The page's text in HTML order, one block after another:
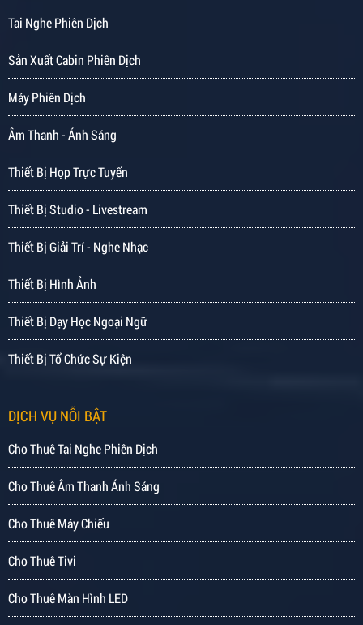
Tai Nghe Phiên Dịch
Sản Xuất Cabin Phiên Dịch
Máy Phiên Dịch
Âm Thanh - Ánh Sáng
Thiết Bị Họp Trực Tuyến
Thiết Bị Studio - Livestream
Thiết Bị Giải Trí - Nghe Nhạc
Thiết Bị Hình Ảnh
Thiết Bị Dạy Học Ngoại Ngữ
Thiết Bị Tổ Chức Sự Kiện
DỊCH VỤ NỖI BẬT
Cho Thuê Tai Nghe Phiên Dịch
Cho Thuê Âm Thanh Ánh Sáng
Cho Thuê Máy Chiếu
Cho Thuê Tivi
Cho Thuê Màn Hình LED